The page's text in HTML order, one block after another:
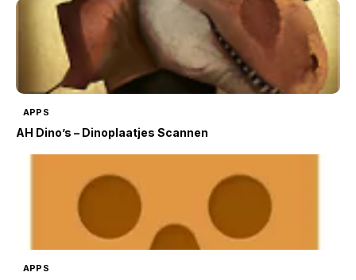
APPS
AH Dino’s – Dinoplaatjes Scannen
APPS